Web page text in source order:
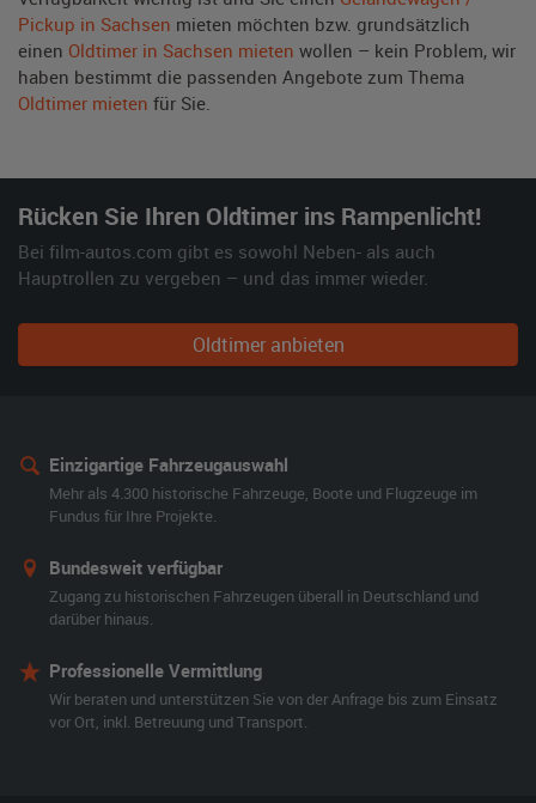
Pickup in Sachsen mieten möchten bzw. grundsätzlich
einen Oldtimer in Sachsen mieten wollen – kein Problem, wir
haben bestimmt die passenden Angebote zum Thema
Oldtimer mieten für Sie.
Rücken Sie Ihren Oldtimer ins Rampenlicht!
Bei film-autos.com gibt es sowohl Neben- als auch
Hauptrollen zu vergeben – und das immer wieder.
Oldtimer anbieten
Einzigartige Fahrzeugauswahl
Mehr als 4.300 historische Fahrzeuge, Boote und Flugzeuge im
Fundus für Ihre Projekte.
Bundesweit verfügbar
Zugang zu historischen Fahrzeugen überall in Deutschland und
darüber hinaus.
Professionelle Vermittlung
Wir beraten und unterstützen Sie von der Anfrage bis zum Einsatz
vor Ort, inkl. Betreuung und Transport.